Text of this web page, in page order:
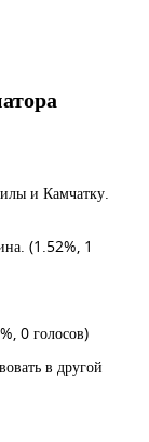
и Камчатку.
(1.52%, 1
0 голосов)
в другой